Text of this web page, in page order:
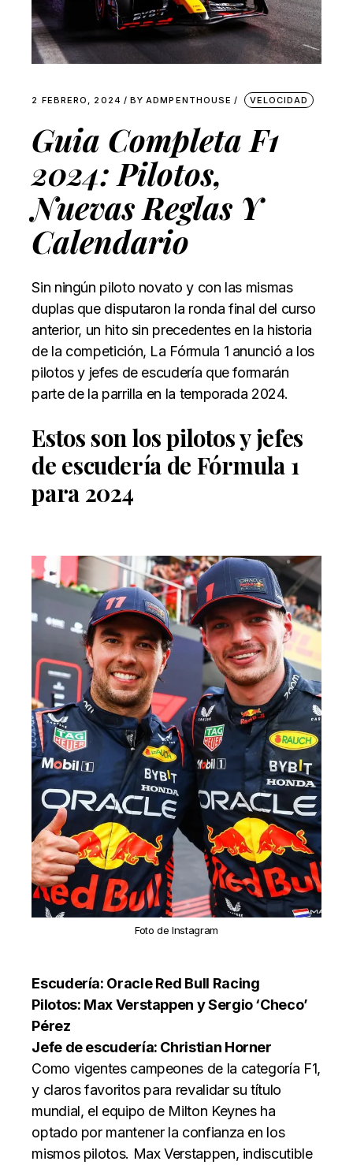
2 FEBRERO, 2024 BY ADMPENTHOUSE VELOCIDAD
Guia Completa F1
2024: Pilotos,
Nuevas Reglas Y
Calendario
Sin ningún piloto novato y con las mismas
duplas que disputaron la ronda final del curso
anterior, un hito sin precedentes en la historia
de la competición, La Fórmula 1 anunció a los
pilotos y jefes de escudería que formarán
parte de la parrilla en la temporada 2024.
Estos son los pilotos y jefes
de escudería de Fórmula 1
para 2024
Foto de Instagram
Escudería: Oracle Red Bull Racing
Pilotos: Max Verstappen y Sergio ‘Checo’
Pérez
Jefe de escudería: Christian Horner
Como vigentes campeones de la categoría F1,
y claros favoritos para revalidar su título
mundial, el equipo de Milton Keynes ha
optado por mantener la confianza en los
mismos pilotos. Max Verstappen, indiscutible